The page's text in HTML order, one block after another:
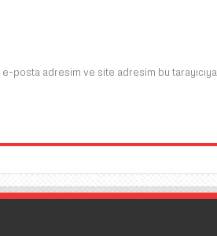
e-posta adresim ve site adresim bu tarayıcıya